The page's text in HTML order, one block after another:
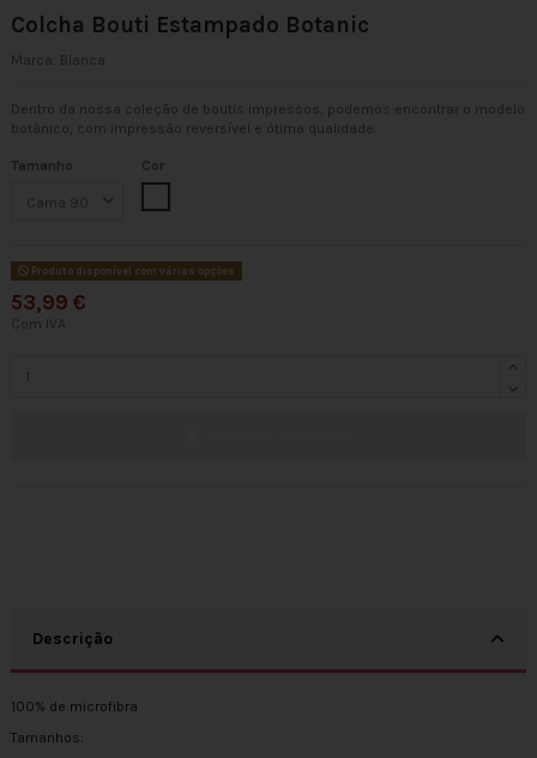
Colcha Bouti Estampado Botanic
Marca: Bianca
Dentro da nossa coleção de boutis impressos, podemos encontrar o modelo
botânico, com impressão reversível e ótima qualidade.
Tamanho
Cor
Produto disponível com várias opções
53,99 €
Com IVA
Descrição
100% de microfibra
Tamanhos: